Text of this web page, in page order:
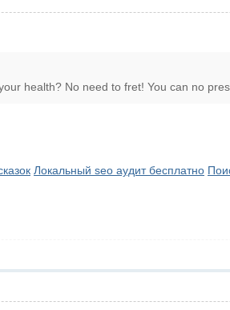
health? No need to fret! You can no
Локальный seo аудит бесплатно